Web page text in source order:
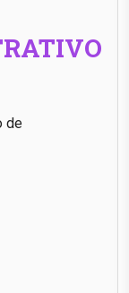
de